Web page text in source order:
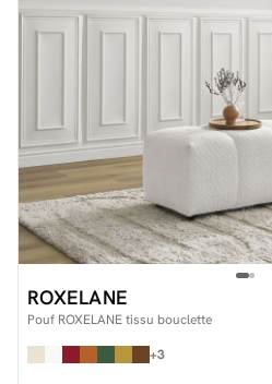
ROXELANE
Pouf ROXELANE tissu bouclette
+3